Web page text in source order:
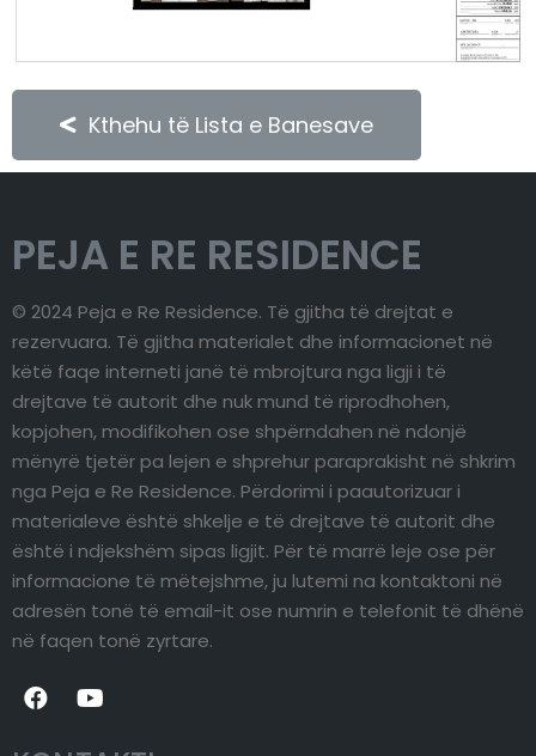
Kthehu të Lista e Banesave
PEJA E RE RESIDENCE
© 2024 Peja e Re Residence. Të gjitha të drejtat e
rezervuara. Të gjitha materialet dhe informacionet në
këtë faqe interneti janë të mbrojtura nga ligji i të
drejtave të autorit dhe nuk mund të riprodhohen,
kopjohen, modifikohen ose shpërndahen në ndonjë
mënyrë tjetër pa lejen e shprehur paraprakisht në shkrim
nga Peja e Re Residence. Përdorimi i paautorizuar i
materialeve është shkelje e të drejtave të autorit dhe
është i ndjekshëm sipas ligjit. Për të marrë leje ose për
informacione të mëtejshme, ju lutemi na kontaktoni në
adresën tonë të email-it ose numrin e telefonit të dhënë
në faqen tonë zyrtare.